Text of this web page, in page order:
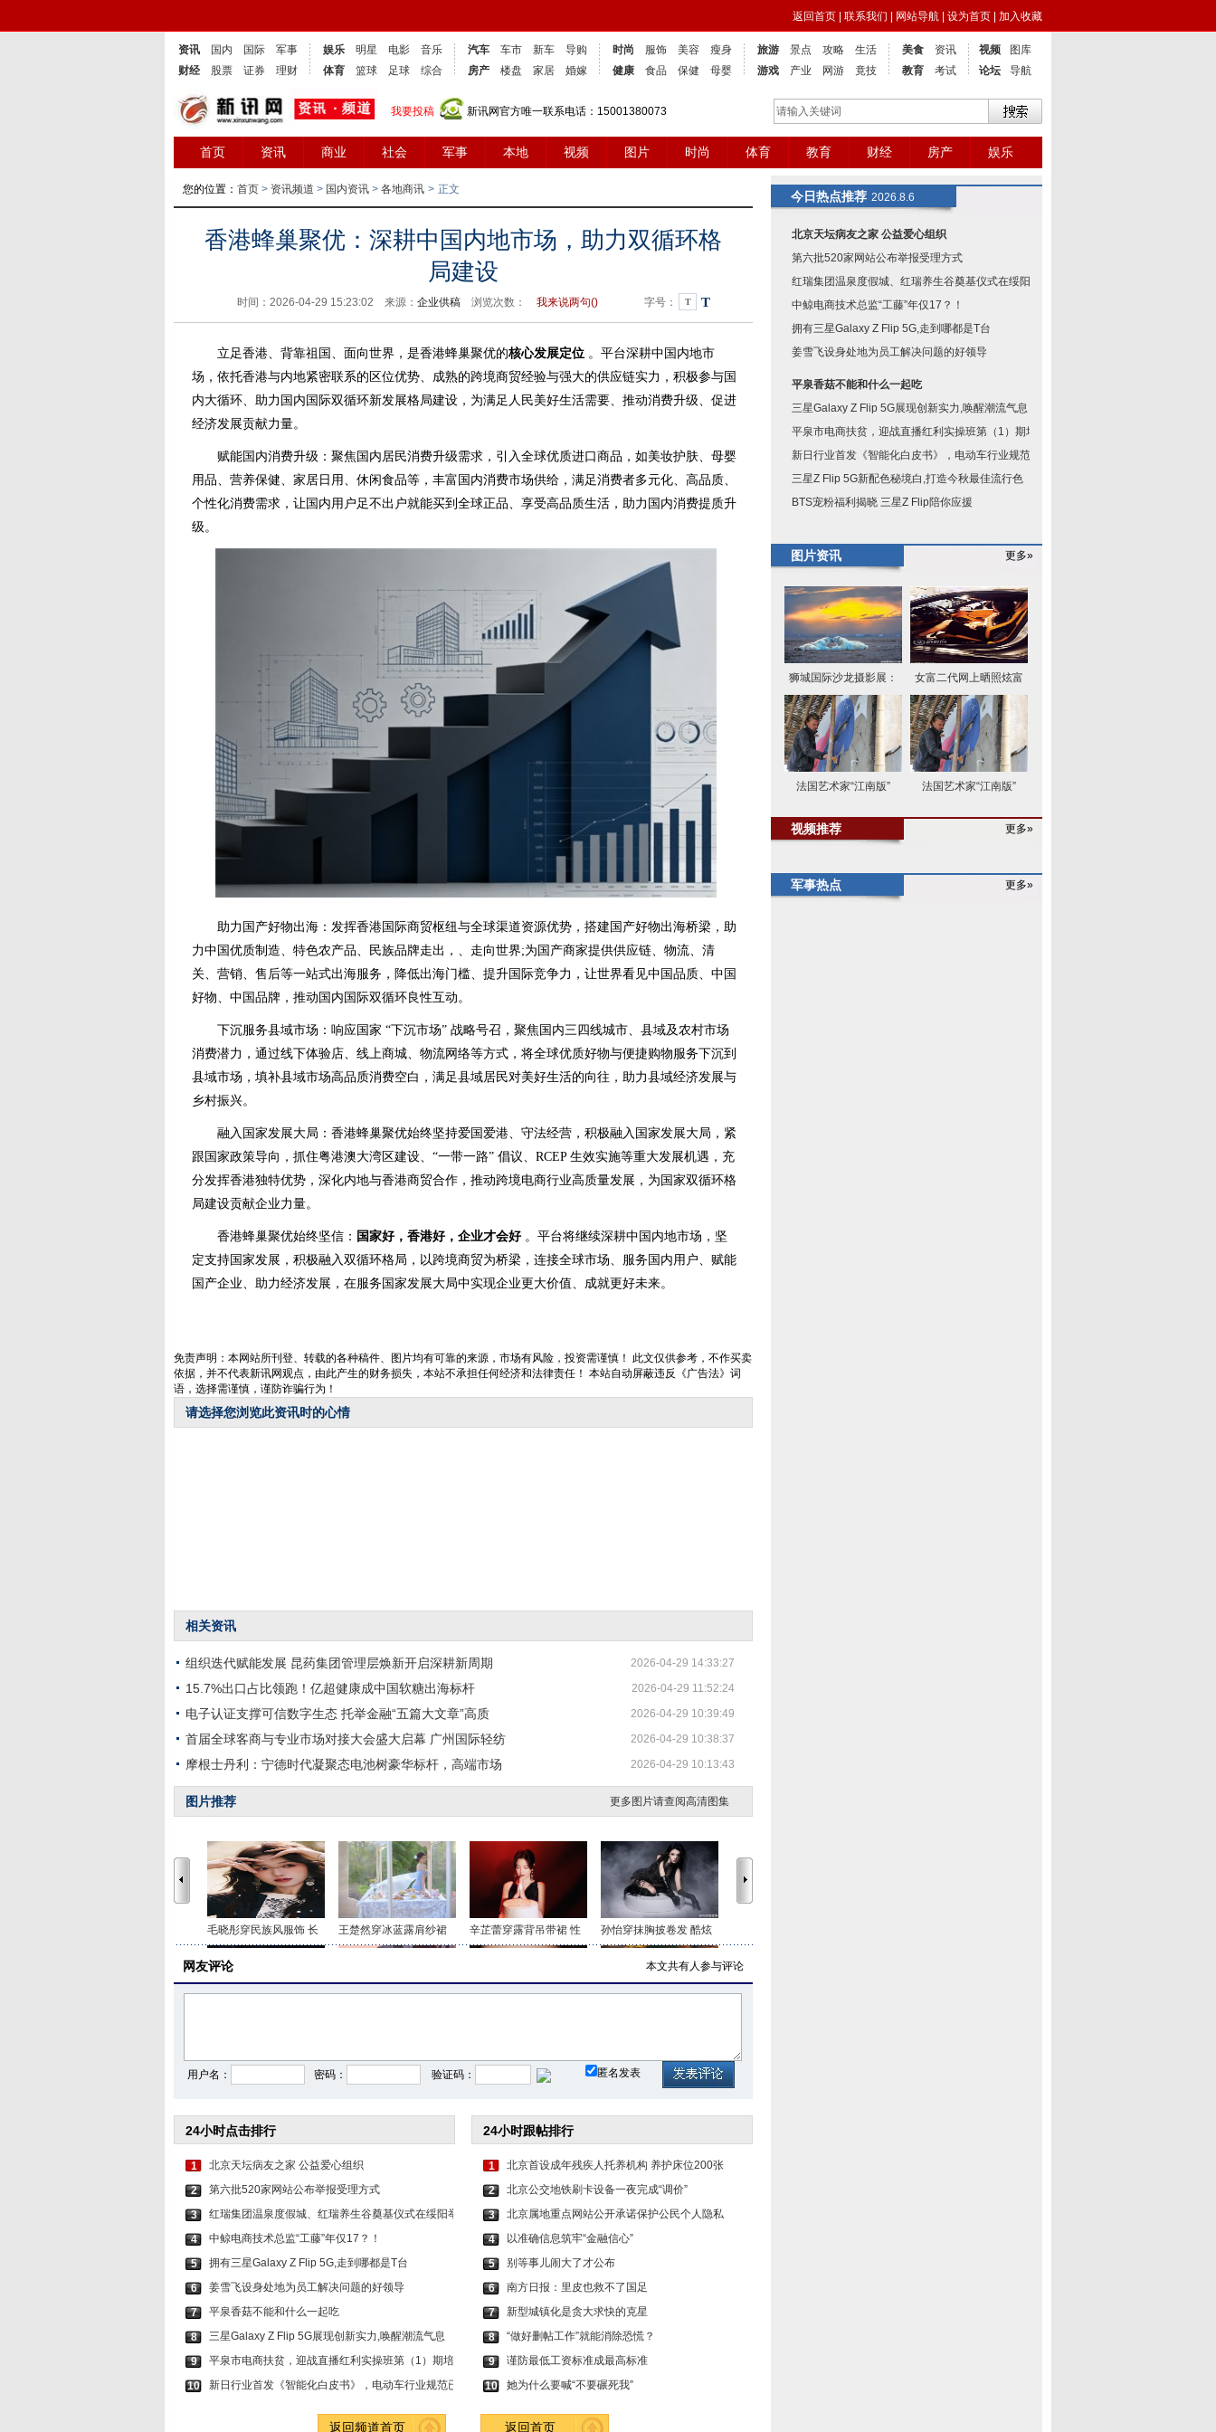
返回首页 联系我们 网站导航 设为首页 加入收藏
资讯 国内 国际
军事
财经
股票 证券 理财
娱乐 明星 电影
音乐
体育
篮球 足球 综合
汽车 车市 新车
导购
房产
楼盘 家居 婚嫁
时尚 服饰 美容
瘦身
健康
食品 保健 母婴
旅游 景点 攻略
生活
游戏
产业 网游 竟技
美食
资讯
教育
考试
视频
图库
论坛
导航
我要投稿 新讯网官方唯一联系电话：15001380073
首页 资讯 商业 社会 军事 本地 视频 图片 时尚 体育 教育 财经 房产 娱乐
您的位置： 首页 > 资讯频道 > 国内资讯 > 各地商讯 > 正文
香港蜂巢聚优：深耕中国内地市场，助力双循环格
局建设
时间：2026-04-29 15:23:02 来源： 企业供稿 浏览次数： 我来说两句() 字号： T T
立足香港、背靠祖国、面向世界，是香港蜂巢聚优的核心发展定位 。平台深耕中国内地市
场，依托香港与内地紧密联系的区位优势、成熟的跨境商贸经验与强大的供应链实力，积极参与国
内大循环、助力国内国际双循环新发展格局建设，为满足人民美好生活需要、推动消费升级、促进
经济发展贡献力量。
赋能国内消费升级：聚焦国内居民消费升级需求，引入全球优质进口商品，如美妆护肤、母婴
用品、营养保健、家居日用、休闲食品等，丰富国内消费市场供给，满足消费者多元化、高品质、
个性化消费需求，让国内用户足不出户就能买到全球正品、享受高品质生活，助力国内消费提质升
级。
助力国产好物出海：发挥香港国际商贸枢纽与全球渠道资源优势，搭建国产好物出海桥梁，助
力中国优质制造、特色农产品、民族品牌走出，、走向世界;为国产商家提供供应链、物流、清
关、营销、售后等一站式出海服务，降低出海门槛、提升国际竞争力，让世界看见中国品质、中国
好物、中国品牌，推动国内国际双循环良性互动。
下沉服务县域市场：响应国家 “下沉市场” 战略号召，聚焦国内三四线城市、县域及农村市场
消费潜力，通过线下体验店、线上商城、物流网络等方式，将全球优质好物与便捷购物服务下沉到
县域市场，填补县域市场高品质消费空白，满足县域居民对美好生活的向往，助力县域经济发展与
乡村振兴。
融入国家发展大局：香港蜂巢聚优始终坚持爱国爱港、守法经营，积极融入国家发展大局，紧
跟国家政策导向，抓住粤港澳大湾区建设、“一带一路” 倡议、RCEP 生效实施等重大发展机遇，充
分发挥香港独特优势，深化内地与香港商贸合作，推动跨境电商行业高质量发展，为国家双循环格
局建设贡献企业力量。
香港蜂巢聚优始终坚信： 国家好，香港好，企业才会好。平台将继续深耕中国内地市场，坚
定支持国家发展，积极融入双循环格局，以跨境商贸为桥梁，连接全球市场、服务国内用户、赋能
国产企业、助力经济发展，在服务国家发展大局中实现企业更大价值、成就更好未来。
免责声明：本网站所刊登、转载的各种稿件、图片均有可靠的来源，市场有风险，投资需谨慎！ 此文仅供参考，不作买卖
依据，并不代表新讯网观点，由此产生的财务损失，本站不承担任何经济和法律责任！ 本站自动屏蔽违反《广告法》词
语，选择需谨慎，谨防诈骗行为！
请选择您浏览此资讯时的心情
相关资讯
组织迭代赋能发展 昆药集团管理层焕新开启深耕新周期 2026-04-29 14:33:27
15.7%出口占比领跑！亿超健康成中国软糖出海标杆 2026-04-29 11:52:24
电子认证支撑可信数字生态 托举金融“五篇大文章”高质 2026-04-29 10:39:49
首届全球客商与专业市场对接大会盛大启幕 广州国际轻纺 2026-04-29 10:38:37
摩根士丹利：宁德时代凝聚态电池树豪华标杆，高端市场 2026-04-29 10:13:43
更多图片请查阅高清图集
图片推荐
毛晓彤穿民族风服饰 长 王楚然穿冰蓝露肩纱裙 辛芷蕾穿露背吊带裙 性 孙怡穿抹胸披卷发 酷炫
网友评论 本文共有人参与评论
用户名： 密码： 验证码： 匿名发表
24小时点击排行
1
北京天坛病友之家 公益爱心组织
2
第六批520家网站公布举报受理方式
3
红瑞集团温泉度假城、红瑞养生谷奠基仪式在绥阳举
4
中鲸电商技术总监“工藤”年仅17？！
5
拥有三星Galaxy Z Flip 5G,走到哪都是T台
6
姜雪飞设身处地为员工解决问题的好领导
7
平泉香菇不能和什么一起吃
8
三星Galaxy Z Flip 5G展现创新实力,唤醒潮流气息
9
平泉市电商扶贫，迎战直播红利实操班第（1）期培
10
新日行业首发《智能化白皮书》，电动车行业规范已
24小时跟帖排行
1
北京首设成年残疾人托养机构 养护床位200张
2
北京公交地铁刷卡设备一夜完成“调价”
3
北京属地重点网站公开承诺保护公民个人隐私
4
以准确信息筑牢“金融信心”
5
别等事儿闹大了才公布
6
南方日报：里皮也救不了国足
7
新型城镇化是贪大求快的克星
8
“做好删帖工作”就能消除恐慌？
9
谨防最低工资标准成最高标准
10
她为什么要喊“不要碾死我”
返回频道首页 返回首页
今日热点推荐 2026.8.6
北京天坛病友之家 公益爱心组织
第六批520家网站公布举报受理方式
红瑞集团温泉度假城、红瑞养生谷奠基仪式在绥阳举
中鲸电商技术总监“工藤”年仅17？！
拥有三星Galaxy Z Flip 5G,走到哪都是T台
姜雪飞设身处地为员工解决问题的好领导
平泉香菇不能和什么一起吃
三星Galaxy Z Flip 5G展现创新实力,唤醒潮流气息
平泉市电商扶贫，迎战直播红利实操班第（1）期培
新日行业首发《智能化白皮书》，电动车行业规范已
三星Z Flip 5G新配色秘境白,打造今秋最佳流行色
BTS宠粉福利揭晓 三星Z Flip陪你应援
图片资讯 更多»
狮城国际沙龙摄影展： 女富二代网上晒照炫富
法国艺术家“江南版” 法国艺术家“江南版”
视频推荐 更多»
军事热点 更多»